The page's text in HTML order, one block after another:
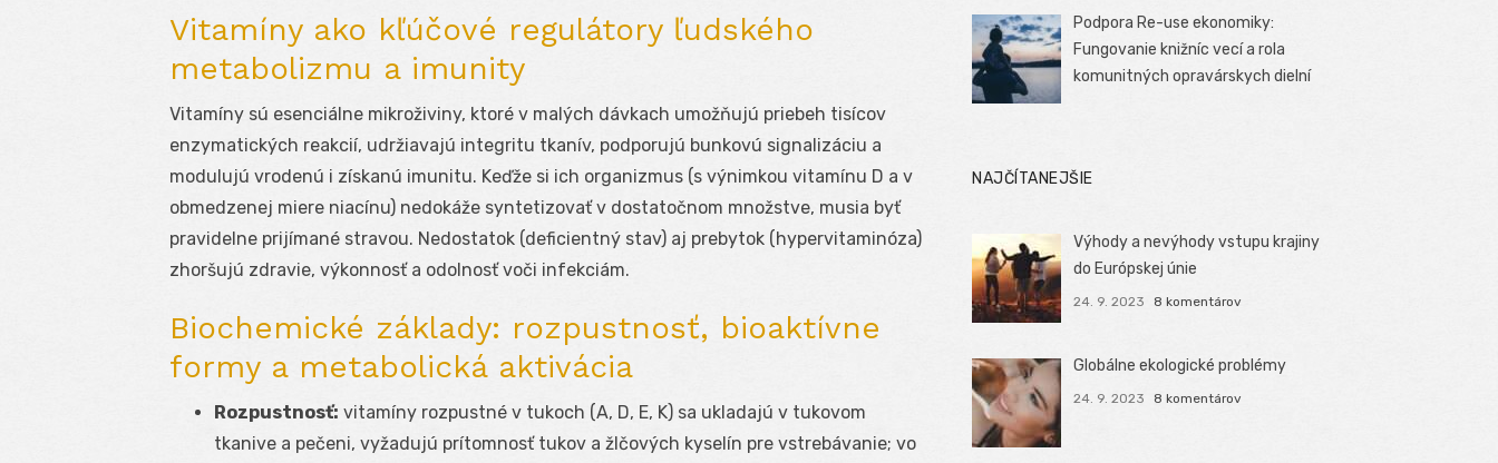
Vitamíny ako kľúčové regulátory ľudského
metabolizmu a imunity
Vitamíny sú esenciálne mikroživiny, ktoré v malých dávkach umožňujú priebeh tisícov
enzymatických reakcií, udržiavajú integritu tkanív, podporujú bunkovú signalizáciu a
modulujú vrodenú i získanú imunitu. Keďže si ich organizmus (s výnimkou vitamínu D a v
obmedzenej miere niacínu) nedokáže syntetizovať v dostatočnom množstve, musia byť
pravidelne prijímané stravou. Nedostatok (deficientný stav) aj prebytok (hypervitaminóza)
zhoršujú zdravie, výkonnosť a odolnosť voči infekciám.
Biochemické základy: rozpustnosť, bioaktívne
formy a metabolická aktivácia
Rozpustnosť: vitamíny rozpustné v tukoch (A, D, E, K) sa ukladajú v tukovom
tkanive a pečeni, vyžadujú prítomnosť tukov a žlčových kyselín pre vstrebávanie; vo
Podpora Re-use ekonomiky:
Fungovanie knižníc vecí a rola
komunitných opravárskych dielní
NAJČÍTANEJŠIE
Výhody a nevýhody vstupu krajiny
do Európskej únie
24. 9. 2023 8 komentárov
Globálne ekologické problémy
24. 9. 2023 8 komentárov